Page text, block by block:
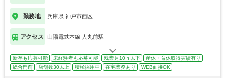
勤務地 兵庫県 神戸市西区
アクセス 山陽電鉄本線 人丸前駅
新卒も応募可能 未経験者も応募可能 残業月10ｈ以下
産休・育休取得実績有り
総合門前
店舗数30以上 積極採用中 在宅業務あり WEB面接OK